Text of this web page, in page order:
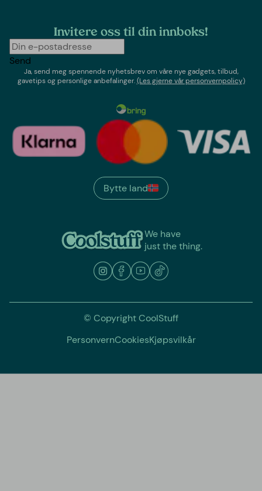
Invitere oss til din innboks!
Send
Ja, send meg spennende nyhetsbrev om våre nye gadgets, tilbud,
gavetips og personlige anbefalinger.(Les gjerne vår personvernpolicy)
We have
just the thing.
Bytte land
© Copyright CoolStuff
PersonvernCookiesKjøpsvilkår